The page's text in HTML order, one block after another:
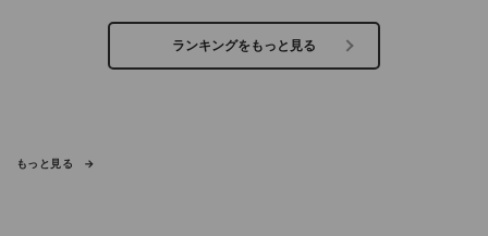
ランキングをもっと見る
もっと見る